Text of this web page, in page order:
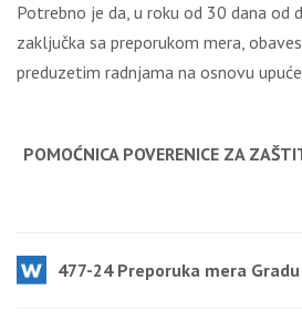
Potrebno je da, u roku od 30 dana od
zaključka sa preporukom mera,
preduzetim radnjama na osnovu
POMOĆNICA POVERENICE ZA
477-24 Preporuka mera